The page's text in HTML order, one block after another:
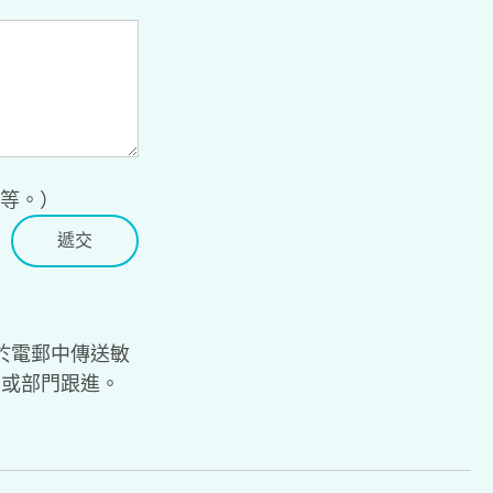
。）
電郵中傳送敏
部門跟進。